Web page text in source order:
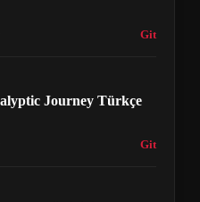
Git
Journey Türkçe
Git